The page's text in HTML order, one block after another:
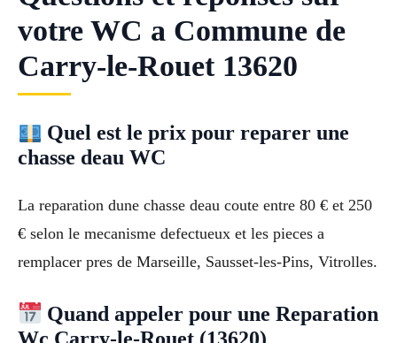
votre WC a Commune de
Carry-le-Rouet 13620
Quel est le prix pour reparer une
chasse deau WC
La reparation dune chasse deau coute entre 80 € et 250
€ selon le mecanisme defectueux et les pieces a
remplacer pres de Marseille, Sausset-les-Pins, Vitrolles.
Quand appeler pour une Reparation